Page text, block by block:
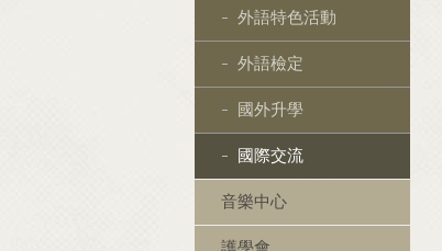
外語特色活動
外語檢定
國外升學
國際交流
音樂中心
護學會